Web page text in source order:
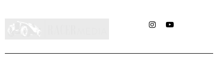
InstagramYouTube